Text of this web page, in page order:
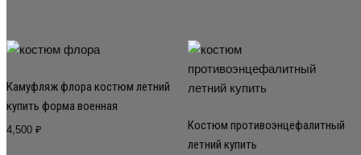
Камуфляж флора костюм летний
купить форма военная
4,500 ₽
Костюм противоэнцефалитный
летний купить